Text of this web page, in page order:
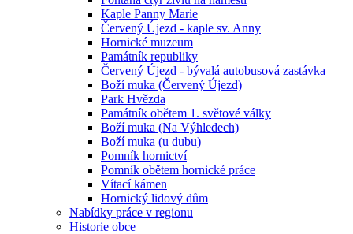
Kaple Panny Marie
Červený Újezd - kaple sv. Anny
Hornické muzeum
Památník republiky
Červený Újezd - bývalá autobusová zastávka
Boží muka (Červený Újezd)
Park Hvězda
Památník obětem 1. světové války
Boží muka (Na Výhledech)
Boží muka (u dubu)
Pomník hornictví
Pomník obětem hornické práce
Vítací kámen
Hornický lidový dům
Nabídky práce v regionu
Historie obce